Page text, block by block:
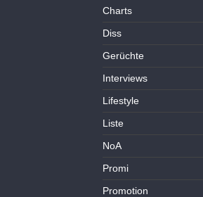
Charts
Diss
Gerüchte
Interviews
Lifestyle
Liste
NoA
Promi
Promotion